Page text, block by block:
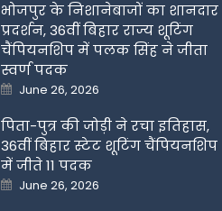
भोजपुर के निशानेबाजों का शानदार
प्रदर्शन, 36वीं बिहार राज्य शूटिंग
चैंपियनशिप में पलक सिंह ने जीता
स्वर्ण पदक
Posted
on
June 26, 2026
पिता-पुत्र की जोड़ी ने रचा इतिहास,
36वीं बिहार स्टेट शूटिंग चैंपियनशिप
में जीते 11 पदक
Posted
on
June 26, 2026